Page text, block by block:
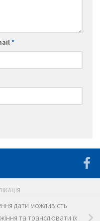
*
дати можливість
та транслювати їх